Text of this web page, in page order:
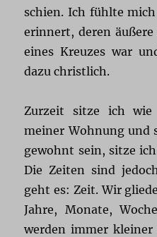
schien. Ich fühlte
erinnert, deren äußere
eines Kreuzes war
dazu christlich.
Zurzeit sitze ich
meiner Wohnung und
gewohnt sein, sitze
Die Zeiten sind
geht es: Zeit. Wir
Jahre, Monate,
werden immer kleiner